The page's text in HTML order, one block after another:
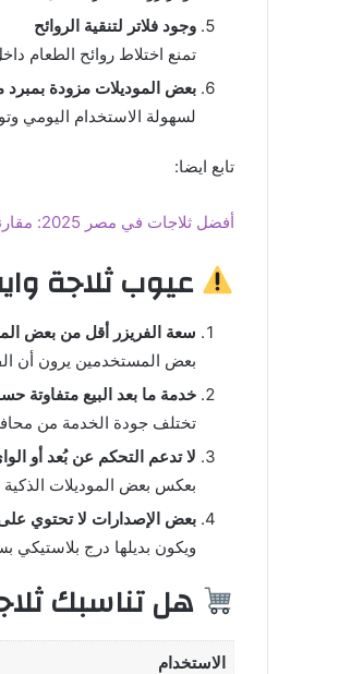
وجود فلاتر لتنقية الروائح
تمنع اختلاط روائح الطعام
بعض الموديلات مزودة
لسهولة الاستخدام اليومي
تابع ايضا:
أفضل ثلاجات في مصر 2025: مقارنة شاملة بين الأسعار والمميزات والنصائح قبل الشراء
عيوب ثلاجة وايت
سعة الفريزر أقل من بعض
بعض المستخدمين يرون أن
خدمة ما بعد البيع متفاوتة
تختلف جودة الخدمة من
لا تدعم التحكم عن بُعد أو
بعكس بعض الموديلات الذكية
بعض الإصدارات لا تحتوي
ويكون بديلها درج بلاستيكي
هل تناسبك ثلاجة
الاستخدام